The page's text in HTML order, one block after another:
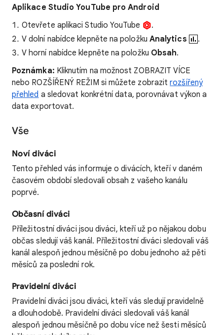
Aplikace Studio YouTube pro Android
Otevřete aplikaci Studio YouTube
.
V dolní nabídce klepněte na položku Analytics
.
V horní nabídce klepněte na položku Obsah.
Poznámka: Kliknutím na možnost ZOBRAZIT VÍCE
nebo ROZŠÍŘENÝ REŽIM si můžete zobrazitrozšířený
přehled a sledovat konkrétní data, porovnávat výkon a
data exportovat.
Vše
Noví diváci
Tento přehled vás informuje o divácích, kteří v daném
časovém období sledovali obsah z vašeho kanálu
poprvé.
Občasní diváci
Příležitostní diváci jsou diváci, kteří už po nějakou dobu
občas sledují váš kanál. Příležitostní diváci sledovali váš
kanál alespoň jednou měsíčně po dobu jednoho až pěti
měsíců za poslední rok.
Pravidelní diváci
Pravidelní diváci jsou diváci, kteří vás sledují pravidelně
a dlouhodobě. Pravidelní diváci sledovali váš kanál
alespoň jednou měsíčně po dobu více než šesti měsíců